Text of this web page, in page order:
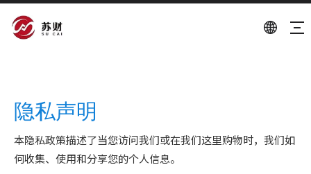
隐私声明
本隐私政策描述了当您访问我们或在我们这里购物时，我们如
何收集、使用和分享您的个人信息。